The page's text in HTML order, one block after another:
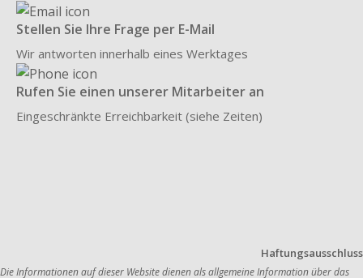
Stellen Sie Ihre Frage per E-Mail
Wir antworten innerhalb eines Werktages
Rufen Sie einen unserer Mitarbeiter an
Eingeschränkte Erreichbarkeit (siehe Zeiten)
Haftungsausschluss
Die Informationen auf dieser Website dienen als allgemeine Information über das